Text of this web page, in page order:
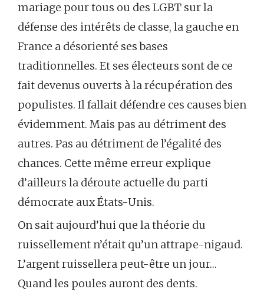
mariage pour tous ou des LGBT sur la
défense des intérêts de classe, la gauche en
France a désorienté ses bases
traditionnelles. Et ses électeurs sont de ce
fait devenus ouverts à la récupération des
populistes. Il fallait défendre ces causes bien
évidemment. Mais pas au détriment des
autres. Pas au détriment de l’égalité des
chances. Cette même erreur explique
d’ailleurs la déroute actuelle du parti
démocrate aux États-Unis.
On sait aujourd’hui que la théorie du
ruissellement n’était qu’un attrape-nigaud.
L’argent ruissellera peut-être un jour…
Quand les poules auront des dents.